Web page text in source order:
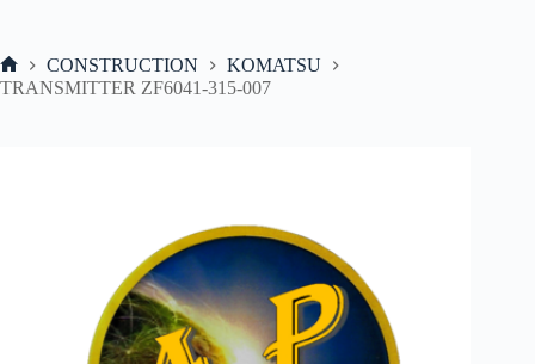
Accueil
CONSTRUCTION
KOMATSU
TRANSMITTER ZF6041-315-007